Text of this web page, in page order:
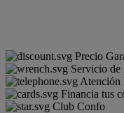
Precio
Servicio de
Atención
Financia tus
Club Confo